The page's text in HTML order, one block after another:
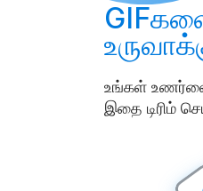
உங்கள் உணர்வை
இதை டிரிம்